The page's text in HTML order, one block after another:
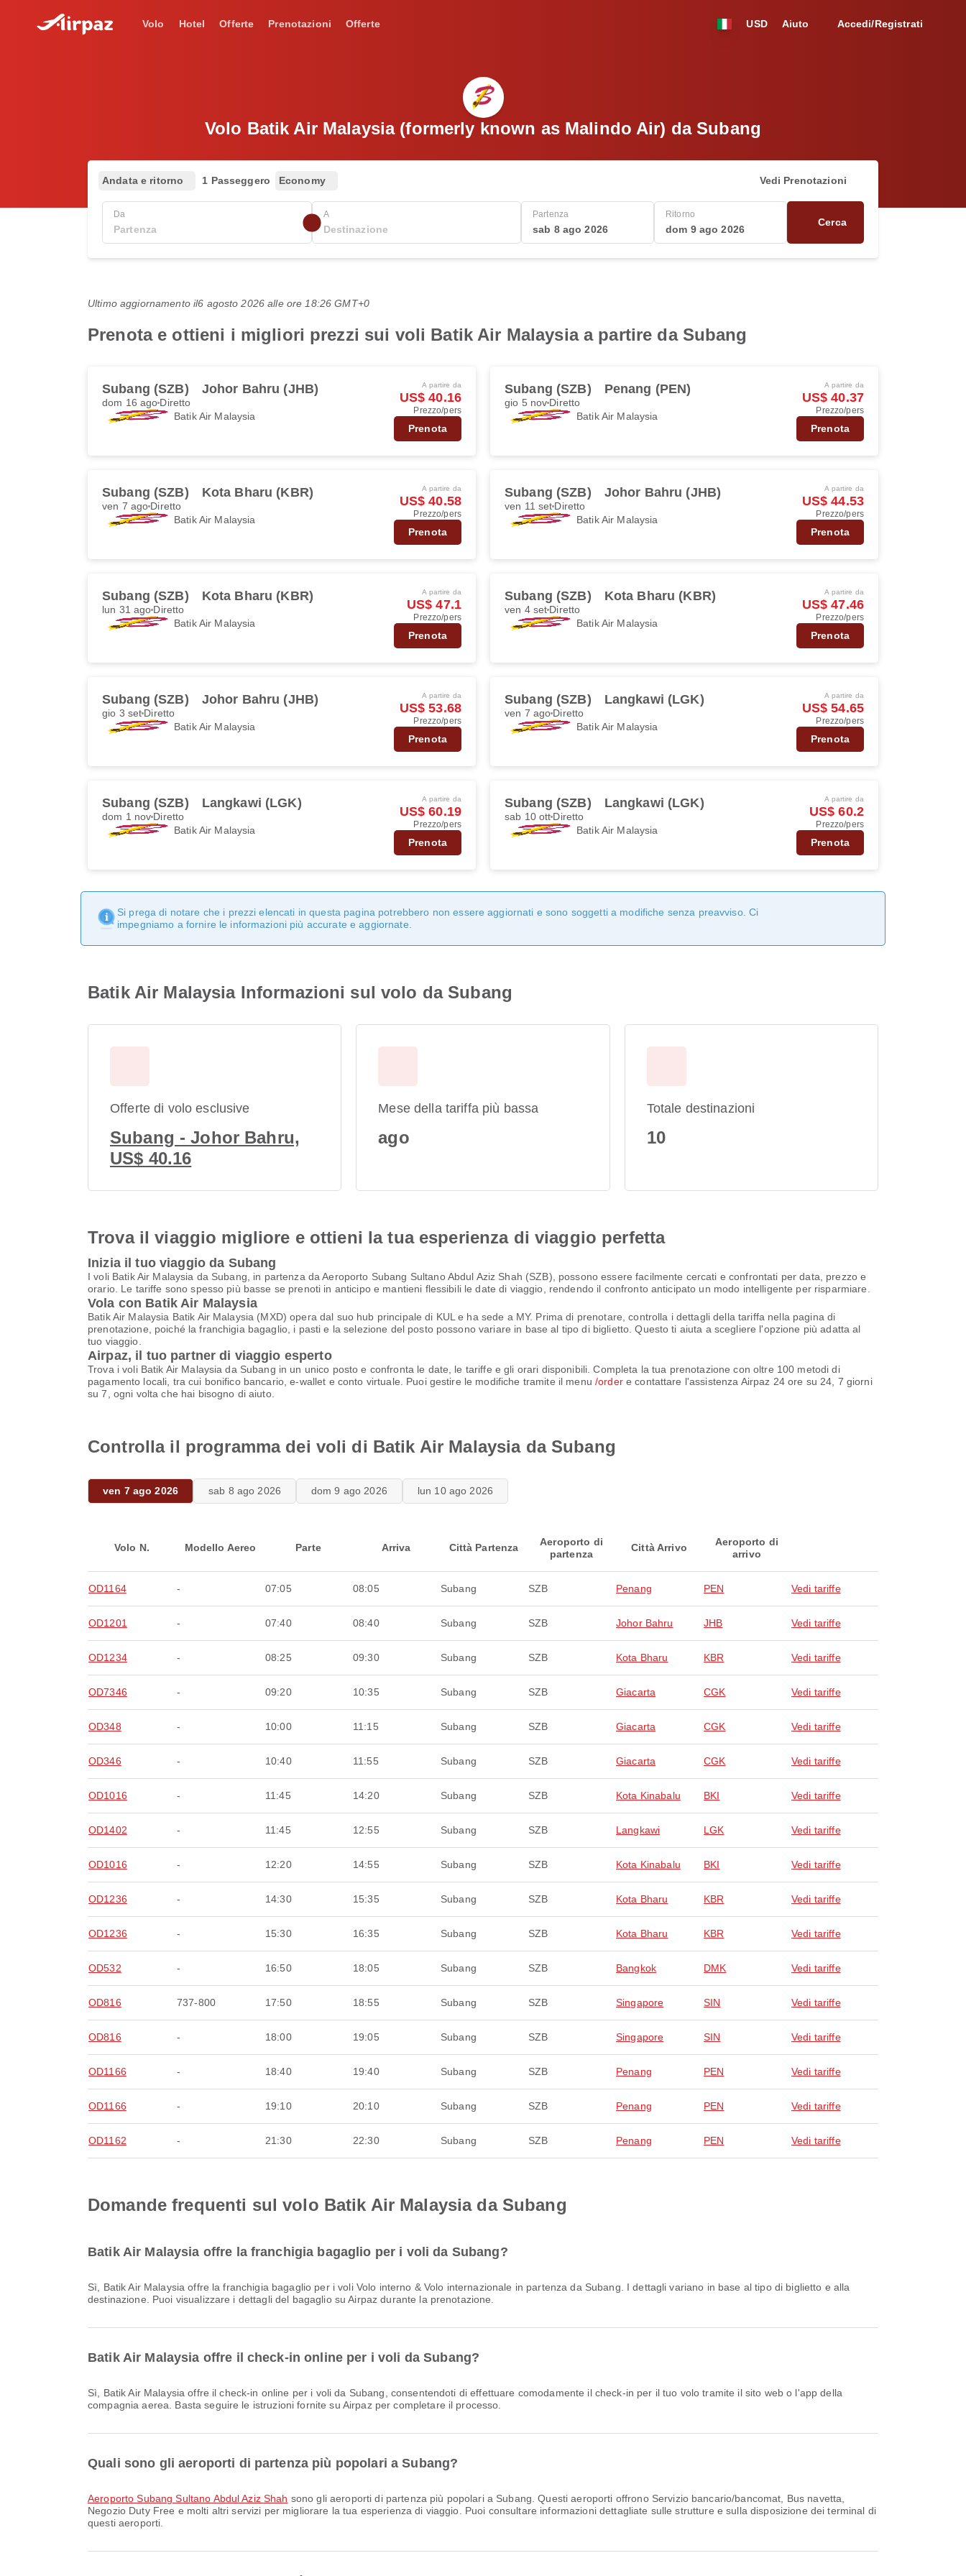
Volo Hotel Offerte Prenotazioni Offerte USD Aiuto Accedi/Registrati
Volo Batik Air Malaysia (formerly known as Malindo Air) da Subang
Andata e ritorno 1 Passeggero Economy Vedi Prenotazioni
Da A Partenza
sab 8 ago 2026
Ritorno
dom 9 ago 2026
Cerca
Ultimo aggiornamento il6 agosto 2026 alle ore 18:26 GMT+0
Prenota e ottieni i migliori prezzi sui voli Batik Air Malaysia a partire da Subang
Subang (SZB) Johor Bahru (JHB)
dom 16 ago Diretto
Batik Air Malaysia
A partire da
US$ 40.16
Prezzo/pers
Prenota
Subang (SZB) Penang (PEN)
gio 5 nov Diretto
Batik Air Malaysia
A partire da
US$ 40.37
Prezzo/pers
Prenota
Subang (SZB) Kota Bharu (KBR)
ven 7 ago Diretto
Batik Air Malaysia
A partire da
US$ 40.58
Prezzo/pers
Prenota
Subang (SZB) Johor Bahru (JHB)
ven 11 set Diretto
Batik Air Malaysia
A partire da
US$ 44.53
Prezzo/pers
Prenota
Subang (SZB) Kota Bharu (KBR)
lun 31 ago Diretto
Batik Air Malaysia
A partire da
US$ 47.1
Prezzo/pers
Prenota
Subang (SZB) Kota Bharu (KBR)
ven 4 set Diretto
Batik Air Malaysia
A partire da
US$ 47.46
Prezzo/pers
Prenota
Subang (SZB) Johor Bahru (JHB)
gio 3 set Diretto
Batik Air Malaysia
A partire da
US$ 53.68
Prezzo/pers
Prenota
Subang (SZB) Langkawi (LGK)
ven 7 ago Diretto
Batik Air Malaysia
A partire da
US$ 54.65
Prezzo/pers
Prenota
Subang (SZB) Langkawi (LGK)
dom 1 nov Diretto
Batik Air Malaysia
A partire da
US$ 60.19
Prezzo/pers
Prenota
Subang (SZB) Langkawi (LGK)
sab 10 ott Diretto
Batik Air Malaysia
A partire da
US$ 60.2
Prezzo/pers
Prenota
Si prega di notare che i prezzi elencati in questa pagina potrebbero non essere aggiornati e sono soggetti a modifiche senza preavviso. Ci
impegniamo a fornire le informazioni più accurate e aggiornate.
Batik Air Malaysia Informazioni sul volo da Subang
Offerte di volo esclusive
Subang - Johor Bahru,
US$ 40.16
Mese della tariffa più bassa
ago
Totale destinazioni
10
Trova il viaggio migliore e ottieni la tua esperienza di viaggio perfetta
Inizia il tuo viaggio da Subang
I voli Batik Air Malaysia da Subang, in partenza da Aeroporto Subang Sultano Abdul Aziz Shah (SZB), possono essere facilmente cercati e confrontati per data, prezzo e
orario. Le tariffe sono spesso più basse se prenoti in anticipo e mantieni flessibili le date di viaggio, rendendo il confronto anticipato un modo intelligente per risparmiare.
Vola con Batik Air Malaysia
Batik Air Malaysia Batik Air Malaysia (MXD) opera dal suo hub principale di KUL e ha sede a MY. Prima di prenotare, controlla i dettagli della tariffa nella pagina di
prenotazione, poiché la franchigia bagaglio, i pasti e la selezione del posto possono variare in base al tipo di biglietto. Questo ti aiuta a scegliere l'opzione più adatta al
tuo viaggio.
Airpaz, il tuo partner di viaggio esperto
Trova i voli Batik Air Malaysia da Subang in un unico posto e confronta le date, le tariffe e gli orari disponibili. Completa la tua prenotazione con oltre 100 metodi di
pagamento locali, tra cui bonifico bancario, e-wallet e conto virtuale. Puoi gestire le modifiche tramite il menu /ordere contattare l'assistenza Airpaz 24 ore su 24, 7 giorni
su 7, ogni volta che hai bisogno di aiuto.
Controlla il programma dei voli di Batik Air Malaysia da Subang
ven 7 ago 2026 sab 8 ago 2026 dom 9 ago 2026 lun 10 ago 2026
Volo N. Modello Aereo Parte Arriva Città Partenza
Aeroporto di
partenza
Città Arrivo
Aeroporto di
arrivo
OD1164 - 07:05 08:05 Subang SZB Penang PEN Vedi tariffe
OD1201 - 07:40 08:40 Subang SZB Johor Bahru JHB Vedi tariffe
OD1234 - 08:25 09:30 Subang SZB Kota Bharu KBR Vedi tariffe
OD7346 - 09:20 10:35 Subang SZB Giacarta CGK Vedi tariffe
OD348 - 10:00 11:15 Subang SZB Giacarta CGK Vedi tariffe
OD346 - 10:40 11:55 Subang SZB Giacarta CGK Vedi tariffe
OD1016 - 11:45 14:20 Subang SZB Kota Kinabalu BKI Vedi tariffe
OD1402 - 11:45 12:55 Subang SZB Langkawi LGK Vedi tariffe
OD1016 - 12:20 14:55 Subang SZB Kota Kinabalu BKI Vedi tariffe
OD1236 - 14:30 15:35 Subang SZB Kota Bharu KBR Vedi tariffe
OD1236 - 15:30 16:35 Subang SZB Kota Bharu KBR Vedi tariffe
OD532 - 16:50 18:05 Subang SZB Bangkok DMK Vedi tariffe
OD816 737-800 17:50 18:55 Subang SZB Singapore SIN Vedi tariffe
OD816 - 18:00 19:05 Subang SZB Singapore SIN Vedi tariffe
OD1166 - 18:40 19:40 Subang SZB Penang PEN Vedi tariffe
OD1166 - 19:10 20:10 Subang SZB Penang PEN Vedi tariffe
OD1162 - 21:30 22:30 Subang SZB Penang PEN Vedi tariffe
Domande frequenti sul volo Batik Air Malaysia da Subang
Batik Air Malaysia offre la franchigia bagaglio per i voli da Subang?
Sì, Batik Air Malaysia offre la franchigia bagaglio per i voli Volo interno & Volo internazionale in partenza da Subang. I dettagli variano in base al tipo di biglietto e alla
destinazione. Puoi visualizzare i dettagli del bagaglio su Airpaz durante la prenotazione.
Batik Air Malaysia offre il check-in online per i voli da Subang?
Sì, Batik Air Malaysia offre il check-in online per i voli da Subang, consentendoti di effettuare comodamente il check-in per il tuo volo tramite il sito web o l'app della
compagnia aerea. Basta seguire le istruzioni fornite su Airpaz per completare il processo.
Quali sono gli aeroporti di partenza più popolari a Subang?
Aeroporto Subang Sultano Abdul Aziz Shah sono gli aeroporti di partenza più popolari a Subang. Questi aeroporti offrono Servizio bancario/bancomat, Bus navetta,
Negozio Duty Free e molti altri servizi per migliorare la tua esperienza di viaggio. Puoi consultare informazioni dettagliate sulle strutture e sulla disposizione dei terminal di
questi aeroporti.